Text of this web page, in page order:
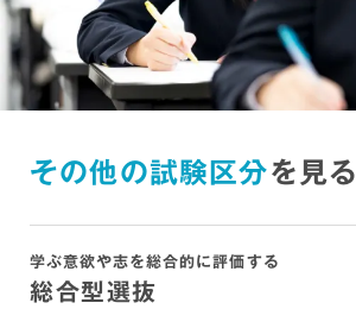
その他の試験区分を見る
学ぶ意欲や志を総合的に評価する
総合型選抜